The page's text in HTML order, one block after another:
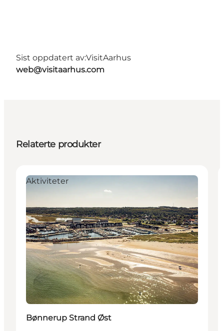
Sist oppdatert av:VisitAarhus
web@visitaarhus.com
Relaterte produkter
Aktiviteter
Bønnerup Strand Øst